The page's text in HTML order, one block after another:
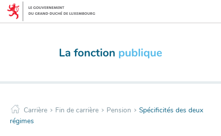
Menu
Aller
Carrière > Fin de carrière > Pension > Spécificités des deux
régimes